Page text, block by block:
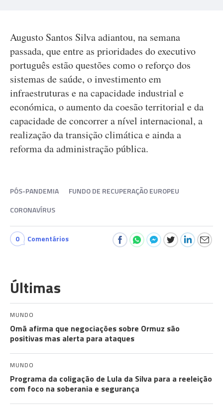
Augusto Santos Silva adiantou, na semana
passada, que entre as prioridades do executivo
português estão questões como o reforço dos
sistemas de saúde, o investimento em
infraestruturas e na capacidade industrial e
económica, o aumento da coesão territorial e da
capacidade de concorrer a nível internacional, a
realização da transição climática e ainda a
reforma da administração pública.
PÓS-PANDEMIA
FUNDO DE RECUPERAÇÃO EUROPEU
CORONAVÍRUS
0 Comentários
Últimas
MUNDO
Omã afirma que negociações sobre Ormuz são
positivas mas alerta para ataques
MUNDO
Programa da coligação de Lula da Silva para a reeleição
com foco na soberania e segurança